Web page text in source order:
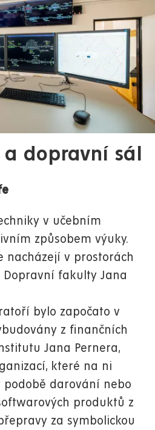
a dopravní sál
v učebním
způsobem výuky.
nacházejí v prostorách
fakulty Jana
bylo započato v
z finančních
Jana Pernera,
které na ni
podobě darování nebo
produktů z
za symbolickou